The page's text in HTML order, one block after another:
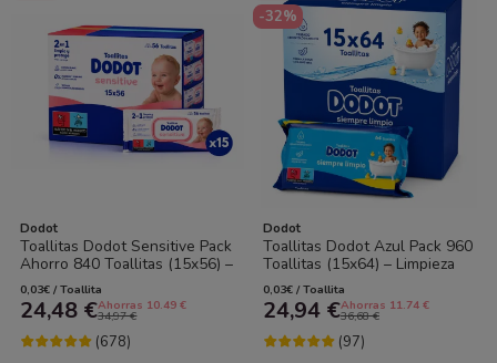
Dodot
Toallitas Dodot Sensitive Pack
Ahorro 840 Toallitas (15x56) –
Máxima Suavidad para Piel...
0,03€ / Toallita
24,48 €Ahorras 10.49 €
34,97 €
(678)
-32%
Dodot
Toallitas Dodot Azul Pack 960
Toallitas (15x64) – Limpieza
Suave y Protección para la
Piel
0,03€ / Toallita
24,94 €Ahorras 11.74 €
36,68 €
(97)